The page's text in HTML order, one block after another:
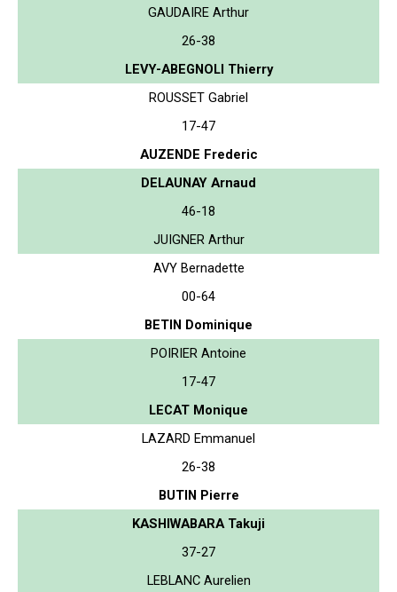
GAUDAIRE Arthur
26-38
LEVY-ABEGNOLI Thierry
ROUSSET Gabriel
17-47
AUZENDE Frederic
DELAUNAY Arnaud
46-18
JUIGNER Arthur
AVY Bernadette
00-64
BETIN Dominique
POIRIER Antoine
17-47
LECAT Monique
LAZARD Emmanuel
26-38
BUTIN Pierre
KASHIWABARA Takuji
37-27
LEBLANC Aurelien